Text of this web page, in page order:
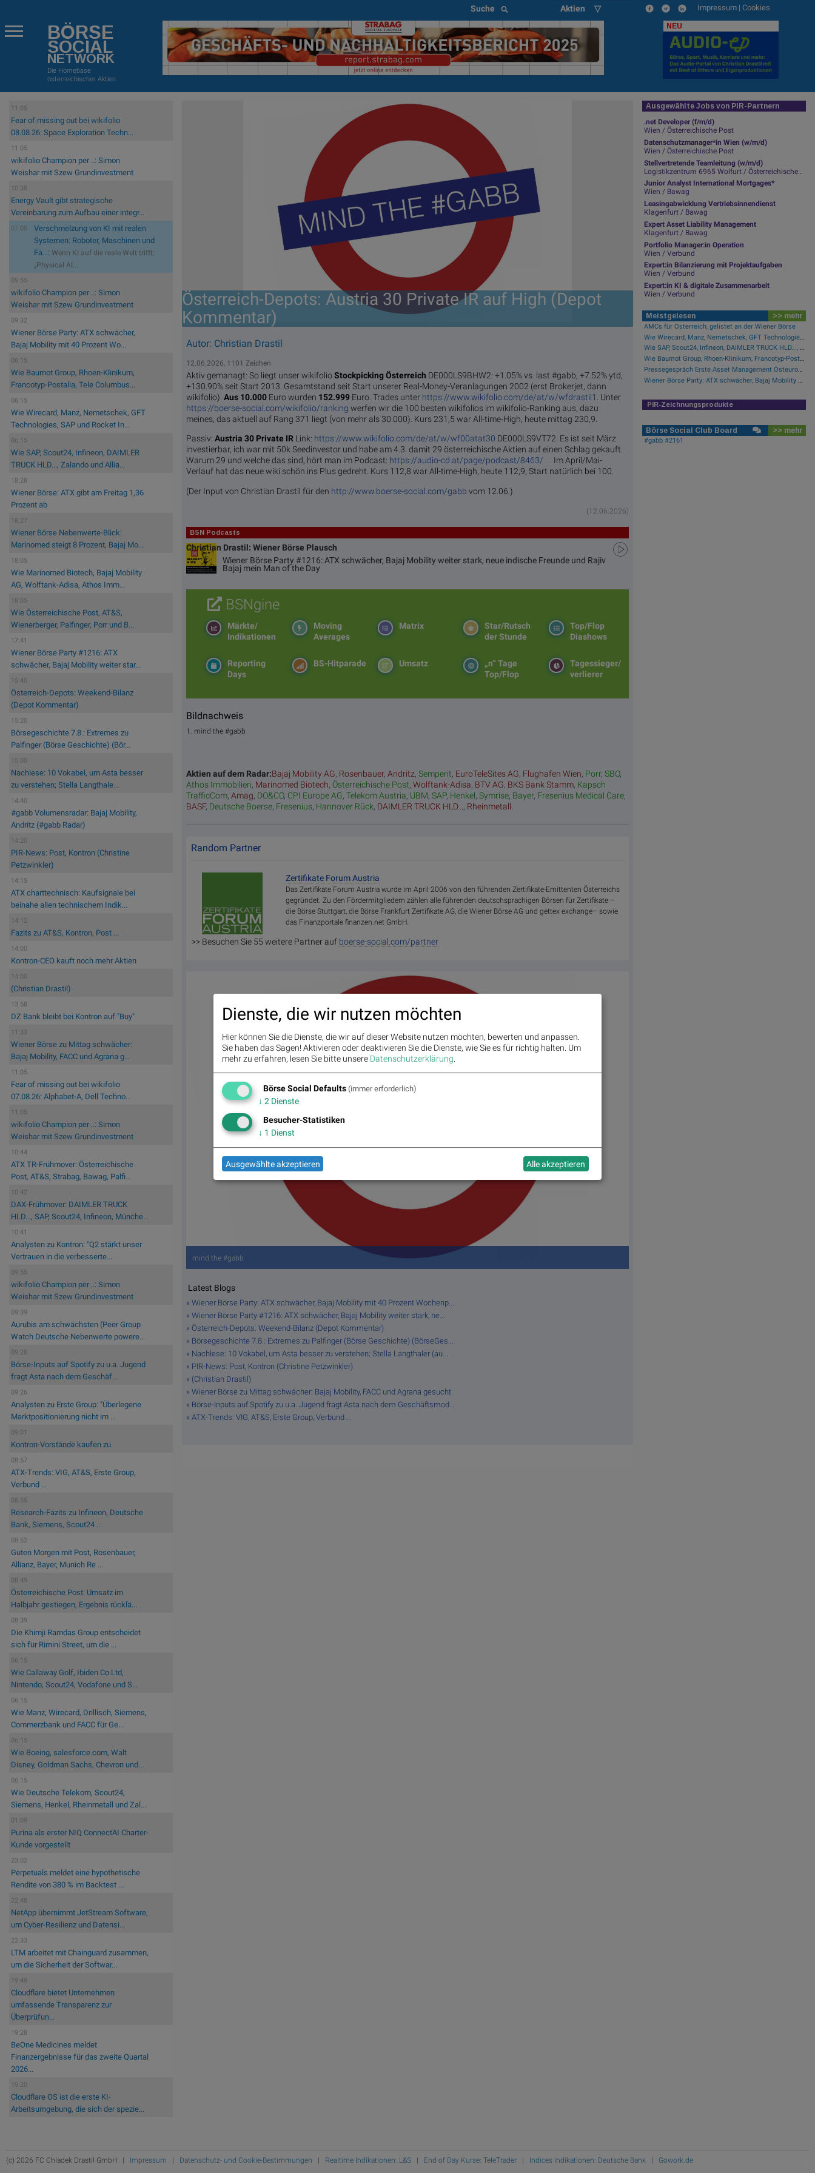
Suche Aktien ▽ Impressum | Cookies
BÖRSE
SOCIAL
NETWORK
Die Homebase
österreichischer Aktien
NEU
11:05
Fear of missing out bei wikifolio
08.08.26: Space Exploration Techn...
11:05
wikifolio Champion per ..: Simon
Weishar mit Szew Grundinvestment
10:38
Energy Vault gibt strategische
Vereinbarung zum Aufbau einer integr...
07.08.
Verschmelzung von KI mit realen
Systemen: Roboter, Maschinen und
Fa...: Wenn KI auf die reale Welt trifft:
„Physical AI...
09:55
wikifolio Champion per ..: Simon
Weishar mit Szew Grundinvestment
09:32
Wiener Börse Party: ATX schwächer,
Bajaj Mobility mit 40 Prozent Wo...
06:15
Wie Baumot Group, Rhoen-Klinikum,
Francotyp-Postalia, Tele Columbus...
06:15
Wie Wirecard, Manz, Nemetschek, GFT
Technologies, SAP und Rocket In...
06:15
Wie SAP, Scout24, Infineon, DAIMLER
TRUCK HLD..., Zalando und Allia...
18:28
Wiener Börse: ATX gibt am Freitag 1,36
Prozent ab
18:27
Wiener Börse Nebenwerte-Blick:
Marinomed steigt 8 Prozent, Bajaj Mo...
18:05
Wie Marinomed Biotech, Bajaj Mobility
AG, Wolftank-Adisa, Athos Imm...
18:05
Wie Österreichische Post, AT&S,
Wienerberger, Palfinger, Porr und B...
17:41
Wiener Börse Party #1216: ATX
schwächer, Bajaj Mobility weiter star...
15:40
Österreich-Depots: Weekend-Bilanz
(Depot Kommentar)
15:20
Börsegeschichte 7.8.: Extremes zu
Palfinger (Börse Geschichte) (Bör...
15:00
Nachlese: 10 Vokabel, um Asta besser
zu verstehen; Stella Langthale...
14:40
#gabb Volumensradar: Bajaj Mobility,
Andritz (#gabb Radar)
14:20
PIR-News: Post, Kontron (Christine
Petzwinkler)
14:15
ATX charttechnisch: Kaufsignale bei
beinahe allen technischem Indik...
14:12
Fazits zu AT&S, Kontron, Post ...
14:00
Kontron-CEO kauft noch mehr Aktien
14:00
(Christian Drastil)
13:58
DZ Bank bleibt bei Kontron auf "Buy"
11:33
Wiener Börse zu Mittag schwächer:
Bajaj Mobility, FACC und Agrana g...
11:05
Fear of missing out bei wikifolio
07.08.26: Alphabet-A, Dell Techno...
11:05
wikifolio Champion per ..: Simon
Weishar mit Szew Grundinvestment
10:44
ATX TR-Frühmover: Österreichische
Post, AT&S, Strabag, Bawag, Palfi...
10:42
DAX-Frühmover: DAIMLER TRUCK
HLD..., SAP, Scout24, Infineon, Münche...
10:41
Analysten zu Kontron: "Q2 stärkt unser
Vertrauen in die verbesserte...
09:55
wikifolio Champion per ..: Simon
Weishar mit Szew Grundinvestment
09:39
Aurubis am schwächsten (Peer Group
Watch Deutsche Nebenwerte powere...
09:28
Börse-Inputs auf Spotify zu u.a. Jugend
fragt Asta nach dem Geschäf...
09:26
Analysten zu Erste Group: "Überlegene
Marktpositionierung nicht im ...
09:01
Kontron-Vorstände kaufen zu
08:57
ATX-Trends: VIG, AT&S, Erste Group,
Verbund ...
08:55
Research-Fazits zu Infineon, Deutsche
Bank, Siemens, Scout24 ...
08:52
Guten Morgen mit Post, Rosenbauer,
Allianz, Bayer, Munich Re ...
08:49
Österreichische Post: Umsatz im
Halbjahr gestiegen, Ergebnis rücklä...
08:39
Die Khimji Ramdas Group entscheidet
sich für Rimini Street, um die ...
06:15
Wie Callaway Golf, Ibiden Co.Ltd,
Nintendo, Scout24, Vodafone und S...
06:15
Wie Manz, Wirecard, Drillisch, Siemens,
Commerzbank und FACC für Ge...
06:15
Wie Boeing, salesforce.com, Walt
Disney, Goldman Sachs, Chevron und...
06:15
Wie Deutsche Telekom, Scout24,
Siemens, Henkel, Rheinmetall und Zal...
01:09
Purina als erster NIQ ConnectAI Charter-
Kunde vorgestellt
23:02
Perpetuals meldet eine hypothetische
Rendite von 380 % im Backtest ...
22:48
NetApp übernimmt JetStream Software,
um Cyber-Resilienz und Datensi...
22:33
LTM arbeitet mit Chainguard zusammen,
um die Sicherheit der Softwar...
19:49
Cloudflare bietet Unternehmen
umfassende Transparenz zur
Überprüfun...
19:28
BeOne Medicines meldet
Finanzergebnisse für das zweite Quartal
2026...
19:20
Cloudflare OS ist die erste KI-
Arbeitsumgebung, die sich der spezie...
Österreich-Depots: Austria 30 Private IR auf High (Depot
Kommentar)
Autor: Christian Drastil
12.06.2026, 1101 Zeichen
Aktiv gemanagt: So liegt unser wikifolioStockpicking Öster­reich DE000LS9BHW2: +1.05% vs. last #gabb, +7.52% ytd,
+130.90% seit Start 2013. Gesamtstand seit Start unserer Real-Money-Veranlagungen 2002 (erst Brokerjet, dann
wikifolio).Aus 10.000 Euro wurden 152.999 Euro. Trades unter https://www.wikifolio.com/de/at/w/wfdrastil1
. Unter
https://boerse-social.com/wikifolio/ranking werfen wir die 100 besten wikifolios im wikifolio-Ranking aus, dazu
meines, das aktuell auf Rang 371 liegt (von mehr als 30.000). Kurs 231,5 war All-time-High, heute mittag 230,9.
Passiv:Austria 30 Private IR Link: https://www.wikifolio.com/de/at/w/wf00atat30 DE000LS9VT72. Es ist seit März
investierbar, ich war mit 50k Seedinvestor und habe am 4.3. damit 29 österreichische Aktien auf einen Schlag gekauft.
Warum 29 und welche das sind, hört man im Podcast: https://audio-cd.at/page/podcast/8463/ . Im April/Mai-
Verlauf hat das neue wiki schön ins Plus gedreht. Kurs 112,8 war All-time-High, heute 112,9, Start natürlich bei 100.
(Der Input von Christian Drastil für den http://www.boerse-social.com/gabb vom 12.06.)
(12.06.2026)
BSN Podcasts
Christian Drastil: Wiener Börse Plausch
Wiener Börse Party #1216: ATX schwächer, Bajaj Mobility weiter stark, neue indische Freunde und Rajiv
Bajaj mein Man of the Day
BSNgine
Top/Flop
Diashows
Star/Rutsch
der Stunde
Matrix
Moving
Averages
Märkte/
Indikationen
Tagessieger/
verlierer
„n“ Tage
Top/Flop
Umsatz
BS-Hitparade
Reporting
Days
Bildnachweis
1. mind the #gabb
Aktien auf dem Radar:Bajaj Mobility AG, Rosenbauer,Andritz,Semperit, EuroTeleSites AG, Flughafen Wien, Porr,SBO,
Athos Immobilien, Marinomed Biotech, Österreichische Post,Wolftank-Adisa, BTV AG, BKS Bank Stamm, Kapsch
TrafficCom,Amag, DO&CO, CPI Europe AG,Telekom Austria, UBM,SAP, Henkel,Symrise, Bayer, Fresenius Medical Care,
BASF, Deutsche Boerse, Fresenius, Hannover Rück, DAIMLER TRUCK HLD..., Rheinmetall.
Random Partner
Zertifikate Forum Austria
Das Zertifikate Forum Austria wurde im April 2006 von den führenden Zertifikate-Emittenten Österreichs
gegründet. Zu den Fördermitgliedern zählen alle führenden deutschsprachigen Börsen für Zertifikate –
die Börse Stuttgart, die Börse Frankfurt Zertifikate AG, die Wiener Börse AG und gettex exchange– sowie
das Finanzportale finanzen.net GmbH.
>> Besuchen Sie 55 weitere Partner auf boerse-social.com/partner
mind the #gabb
Latest Blogs
» Wiener Börse Party: ATX schwächer, Bajaj Mobility mit 40 Prozent Wochenp...
» Wiener Börse Party #1216: ATX schwächer, Bajaj Mobility weiter stark, ne...
» Österreich-Depots: Weekend-Bilanz (Depot Kommentar)
» Börsegeschichte 7.8.: Extremes zu Palfinger (Börse Geschichte) (BörseGes...
» Nachlese: 10 Vokabel, um Asta besser zu verstehen; Stella Langthaler (au...
» PIR-News: Post, Kontron (Christine Petzwinkler)
» (Christian Drastil)
» Wiener Börse zu Mittag schwächer: Bajaj Mobility, FACC und Agrana gesucht
» Börse-Inputs auf Spotify zu u.a. Jugend fragt Asta nach dem Geschäftsmod...
» ATX-Trends: VIG, AT&S, Erste Group, Verbund ...
Ausgewählte Jobs von PIR-Partnern
.net Developer (f/m/d)
Wien / Österreichische Post
Datenschutzmanager*in Wien (w/m/d)
Wien / Österreichische Post
Stellvertretende Teamleitung (w/m/d)
Logistikzentrum 6965 Wolfurt / Österreichische Post
Junior Analyst International Mortgages*
Wien / Bawag
Leasingabwicklung Vertriebsinnendienst
Klagenfurt / Bawag
Expert Asset Liability Management
Klagenfurt / Bawag
Portfolio Manager:in Operation
Wien / Verbund
Expert:in Bilanzierung mit Projektaufgaben
Wien / Verbund
Expert:in KI & digitale Zusammenarbeit
Wien / Verbund
Meistgelesen >> mehr
AMCs für Österreich, gelistet an der Wiener Börse
Wie Wirecard, Manz, Nemetschek, GFT Technologies, SAP und Rocket Internet für Gesprächsstoff sorgten
Wie SAP, Scout24, Infineon, DAIMLER TRUCK HLD..., Zalando und Allianz für Gesprächsstoff im DAX sorgten
Wie Baumot Group, Rhoen-Klinikum, Francotyp-Postalia, Tele Columbus, European Lithium und Lanxess für Gesprächsstoff sorgten
Pressegespräch Erste Asset Management Osteuropa Aktien
Wiener Börse Party: ATX schwächer, Bajaj Mobility mit 40 Prozent Wochenplus und vielleicht Momentum aus Indien (Podcast)
PIR-Zeichnungsprodukte
Börse Social Club Board >> mehr
#gabb #2161
(c) 2026 FC Chladek Drastil GmbH | Impressum | Datenschutz- und Cookie-Bestimmungen | Realtime Indikationen: L&S | End of Day Kurse: TeleTrader | Indices Indikationen: Deutsche Bank | Gowork.de
Dienste, die wir nutzen möchten
Hier können Sie die Dienste, die wir auf dieser Website nutzen möchten, bewerten und anpassen.
Sie haben das Sagen! Aktivieren oder deaktivieren Sie die Dienste, wie Sie es für richtig halten. Um
mehr zu erfahren, lesen Sie bitte unsere Datenschutzerklärung.
Börse Social Defaults (immer erforderlich)
↓ 2 Dienste
Besucher-Statistiken
↓ 1 Dienst
Ausgewählte akzeptieren Alle akzeptieren